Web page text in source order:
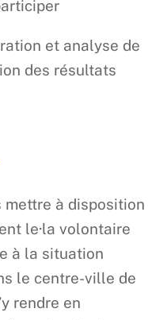
et analyse de
des résultats
mettre à disposition
le·la volontaire
à la situation
le centre-ville de
rendre en